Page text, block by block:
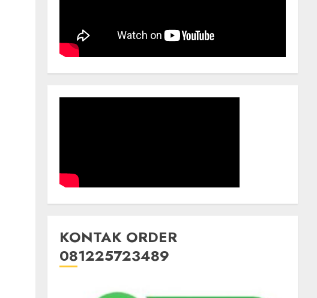
KONTAK ORDER
081225723489